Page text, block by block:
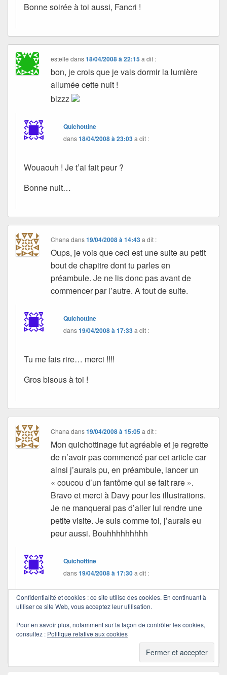
Bonne soirée à toi aussi, Fancri !
estelle dans18/04/2008 à 22:15 a dit :
bon, je crois que je vais dormir la lumière
allumée cette nuit !
bizzz
Quichottine
dans18/04/2008 à 23:03a dit :
Wouaouh ! Je t’ai fait peur ?
Bonne nuit…
Chana dans19/04/2008 à 14:43 a dit :
Oups, je vois que ceci est une suite au petit
bout de chapitre dont tu parles en
préambule. Je ne lis donc pas avant de
commencer par l’autre. A tout de suite.
Quichottine
dans19/04/2008 à 17:33a dit :
Tu me fais rire… merci !!!!
Gros bisous à toi !
Chana dans19/04/2008 à 15:05 a dit :
Mon quichottinage fut agréable et je regrette
de n’avoir pas commencé par cet article car
ainsi j’aurais pu, en préambule, lancer un
« coucou d’un fantôme qui se fait rare ».
Bravo et merci à Davy pour les illustrations.
Je ne manquerai pas d’aller lui rendre une
petite visite. Je suis comme toi, j’aurais eu
peur aussi. Bouhhhhhhhhh
Quichottine
dans19/04/2008 à 17:30a dit :
Mais non, Chana… tu es présente, toi, au moins
Merci…
Confidentialité et cookies : ce site utilise des cookies. En continuant à
utiliser ce site Web, vous acceptez leur utilisation.
Pour en savoir plus, notamment sur la façon de contrôler les cookies,
consultez : Politique relative aux cookies